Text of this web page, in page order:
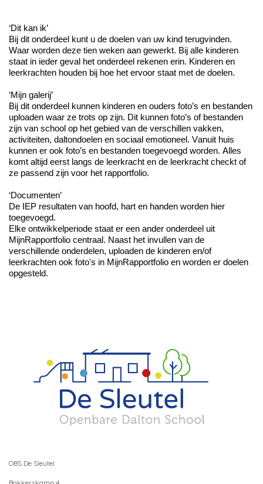
‘Dit kan ik’
Bij dit onderdeel kunt u de doelen van uw kind terugvinden.
Waar worden deze tien weken aan gewerkt. Bij alle kinderen
staat in ieder geval het onderdeel rekenen erin. Kinderen en
leerkrachten houden bij hoe het ervoor staat met de doelen.
‘Mijn galerij’
Bij dit onderdeel kunnen kinderen en ouders foto’s en bestanden
uploaden waar ze trots op zijn. Dit kunnen foto’s of bestanden
zijn van school op het gebied van de verschillen vakken,
activiteiten, daltondoelen en sociaal emotioneel. Vanuit huis
kunnen er ook foto’s en bestanden toegevoegd worden. Alles
komt altijd eerst langs de leerkracht en de leerkracht checkt of
ze passend zijn voor het rapportfolio.
‘Documenten’
De IEP resultaten van hoofd, hart en handen worden hier
toegevoegd.
Elke ontwikkelperiode staat er een ander onderdeel uit
MijnRapportfolio centraal. Naast het invullen van de
verschillende onderdelen, uploaden de kinderen en/of
leerkrachten ook foto's in MijnRapportfolio en worden er doelen
opgesteld.
OBS De Sleutel
Bakkerskamp 4